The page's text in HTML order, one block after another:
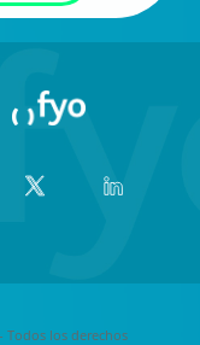
Todos los derechos